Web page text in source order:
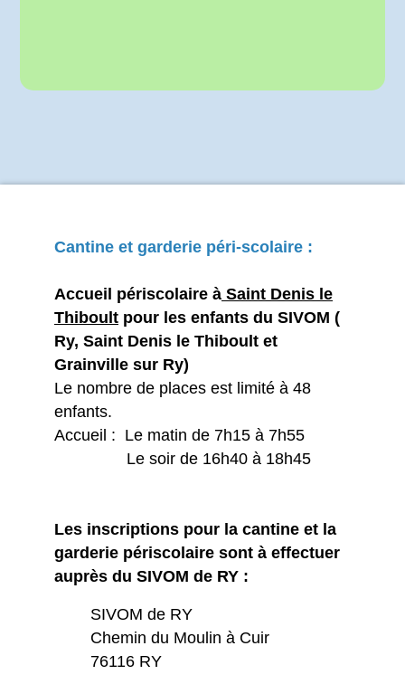
Cantine et garderie péri-scolaire :
Accueil périscolaire à Saint Denis le
Thiboult pour les enfants du SIVOM (
Ry, Saint Denis le Thiboult et
Grainville sur Ry)
Le nombre de places est limité à 48
enfants.
Accueil : Le matin de 7h15 à 7h55
Le soir de 16h40 à 18h45
Les inscriptions pour la cantine et la
garderie périscolaire sont à effectuer
auprès du SIVOM de RY :
SIVOM de RY
Chemin du Moulin à Cuir
76116 RY